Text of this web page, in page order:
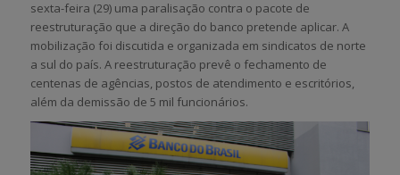
sexta-feira (29) uma paralisação contra o pacote de
reestruturação que a direção do banco pretende aplicar. A
mobilização foi discutida e organizada em sindicatos de norte
a sul do país. A reestruturação prevê o fechamento de
centenas de agências, postos de atendimento e escritórios,
além da demissão de 5 mil funcionários.